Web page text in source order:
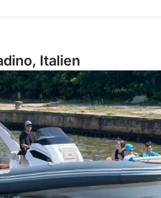
Italien